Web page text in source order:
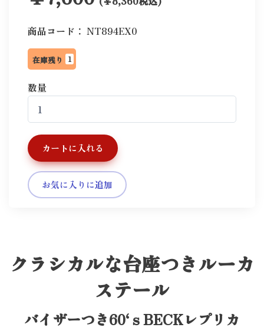
商品コード： NT894EX0
在庫残り 1
数量
カートに入れる
お気に入りに追加
クラシカルな台座つきルーカ
ステール
バイザーつき60‘ｓBECKレプリカ